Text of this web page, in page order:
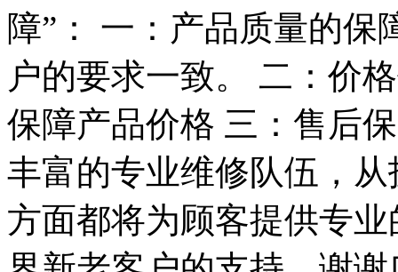
障”： 一：产品质量的
户的要求一致。 二：价
保障产品价格 三：售后
丰富的专业维修队伍，
方面都将为顾客提供专